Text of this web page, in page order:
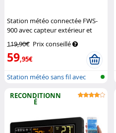
Station météo connectée FWS-
900 avec capteur extérieur et
Infactory
119,90€ Prix conseillé
59,95€
Station météo sans fil avec
RECONDITIONN
É